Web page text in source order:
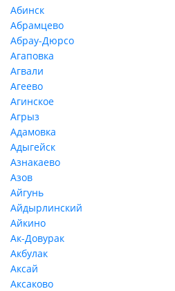
Абинск
Абрамцево
Абрау-Дюрсо
Агаповка
Агвали
Агеево
Агинское
Агрыз
Адамовка
Адыгейск
Азнакаево
Азов
Айгунь
Айдырлинский
Айкино
Ак-Довурак
Акбулак
Аксай
Аксаково